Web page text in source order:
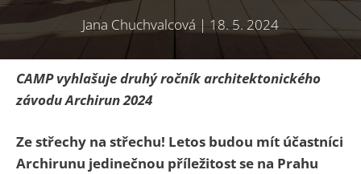
Jana Chuchvalcová | 18. 5. 2024
CAMP vyhlašuje druhý ročník architektonického
závodu Archirun 2024
Ze střechy na střechu! Letos budou mít účastníci
Archirunu jedinečnou příležitost se na Prahu